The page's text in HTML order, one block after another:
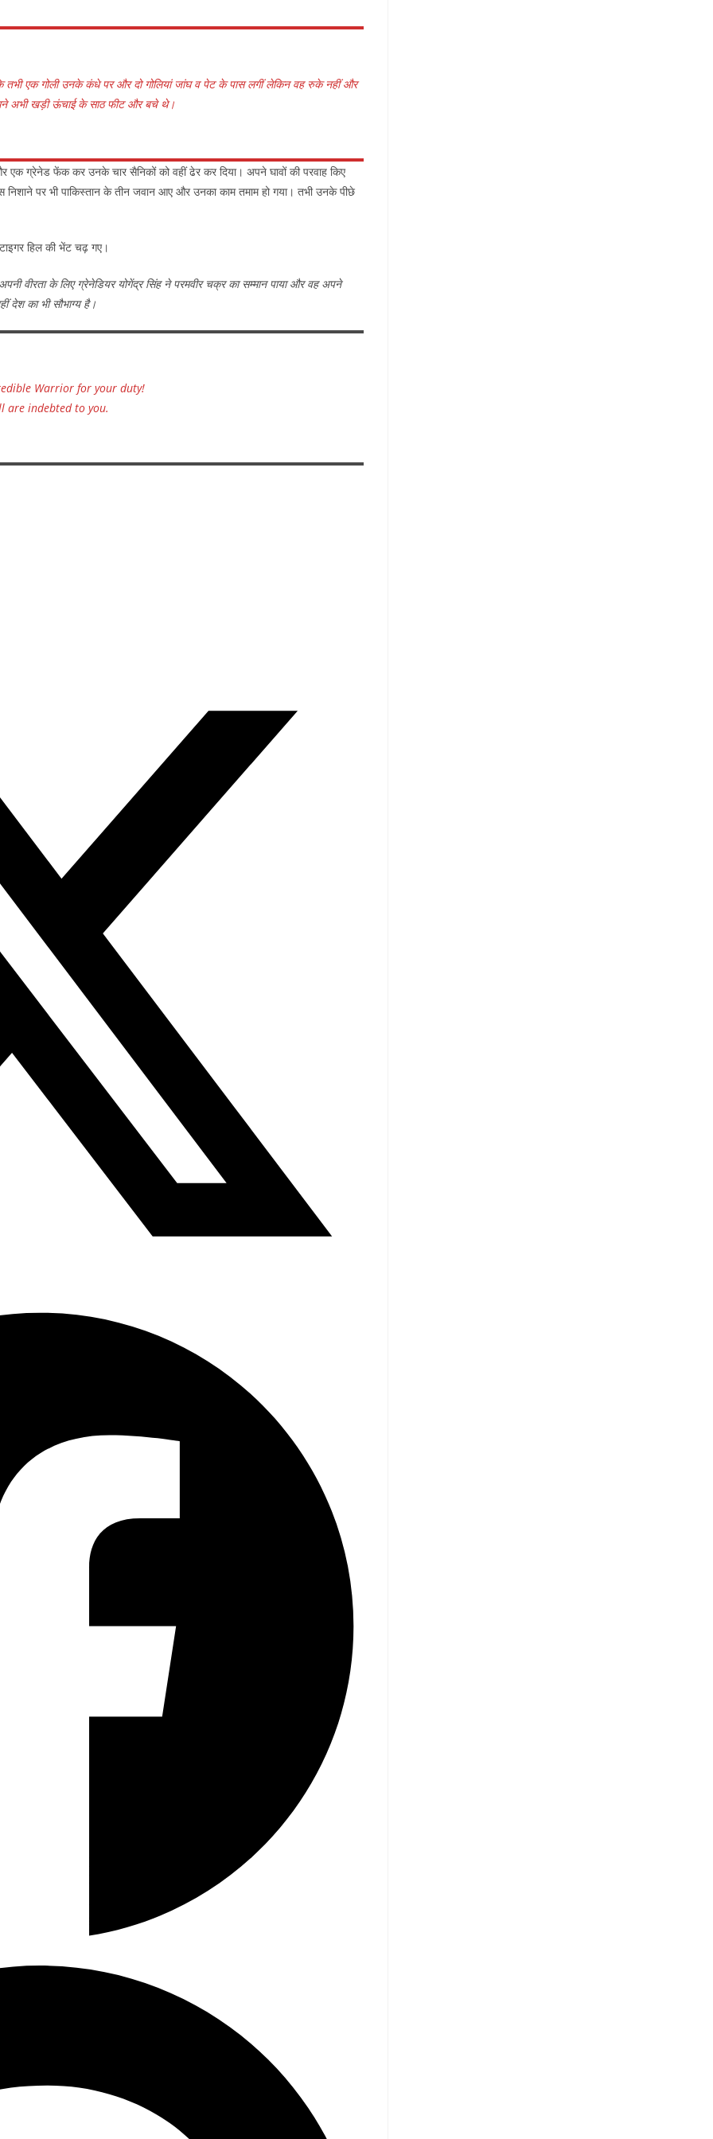
तभी एक गोली उनके कंधे पर और दो गोलियां जांघ व पेट के पास लगीं लेकिन वह रुके नहीं और
अभी खड़ी ऊंचाई के साठ फीट और बचे थे।
ग्रेनेड फेंक कर उनके चार सैनिकों को वहीं ढेर कर दिया। अपने घावों की परवाह किए
पर भी पाकिस्तान के तीन जवान आए और उनका काम तमाम हो गया। तभी उनके पीछे
हिल की भेंट चढ़ गए।
वीरता के लिए ग्रेनेडियर योगेंद्र सिंह ने परमवीर चक्र का सम्मान पाया और वह अपने
देश का भी सौभाग्य है।
Warrior for your duty!
are indebted to you.